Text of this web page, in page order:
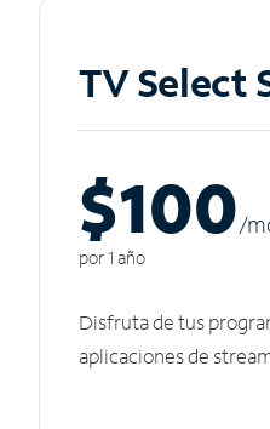
TV Select
$100/m
por 1 año
Disfruta de tus
aplicaciones de